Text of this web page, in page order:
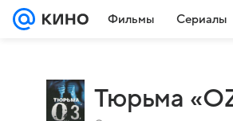
Фильмы Сериалы
Тюрьма